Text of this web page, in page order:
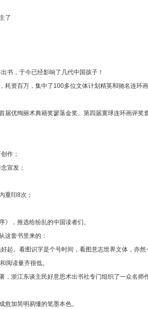
了
书，于今已经影响了几代中国孩子！
耗资百万，集中了100多位文体计划精英和驰名连环
届优绚丽术典籍奖寥落金奖、第四届寰球连环画评奖
作；
宣发；
重印8次；
》，推选给纷乱的中国读者们。
这套书里来的：
起。看图识字是个号时间，看图意志世界文体，亦然
阅读量齐很低。
，浙江东谈主民好意思术出书社专门组织了一众名师
愈加简明易懂的笔墨本色。